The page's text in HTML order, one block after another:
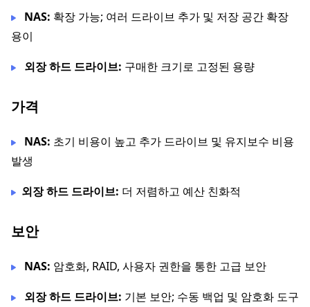
NAS: 확장 가능; 여러 드라이브 추가 및 저장 공간 확장
용이
외장 하드 드라이브: 구매한 크기로 고정된 용량
가격
NAS: 초기 비용이 높고 추가 드라이브 및 유지보수 비용
발생
외장 하드 드라이브: 더 저렴하고 예산 친화적
보안
NAS: 암호화, RAID, 사용자 권한을 통한 고급 보안
외장 하드 드라이브: 기본 보안; 수동 백업 및 암호화 도구